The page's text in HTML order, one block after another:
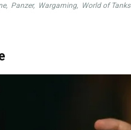
, Panzer, Wargaming, World of Tanks